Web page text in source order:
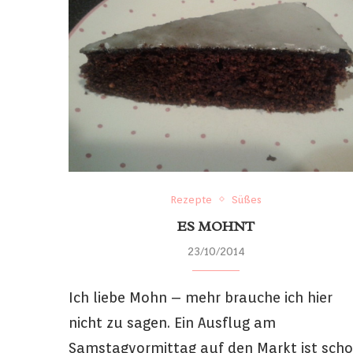
Rezepte Süßes
ES MOHNT
23/10/2014
Ich liebe Mohn – mehr brauche ich hier
nicht zu sagen. Ein Ausflug am
Samstagvormittag auf den Markt ist